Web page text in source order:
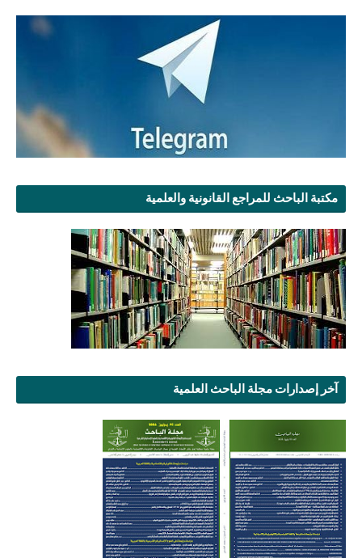
مكتبة الباحث للمراجع القانونية والعلمية
آخر إصدارات مجلة الباحث العلمية